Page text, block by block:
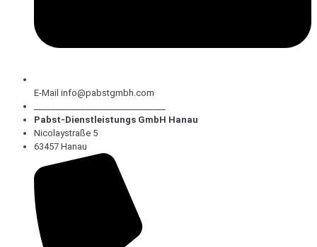
E-Mail info@pabstgmbh.com
Pabst-Dienstleistungs GmbH Hanau
Nicolaystraße 5
63457 Hanau